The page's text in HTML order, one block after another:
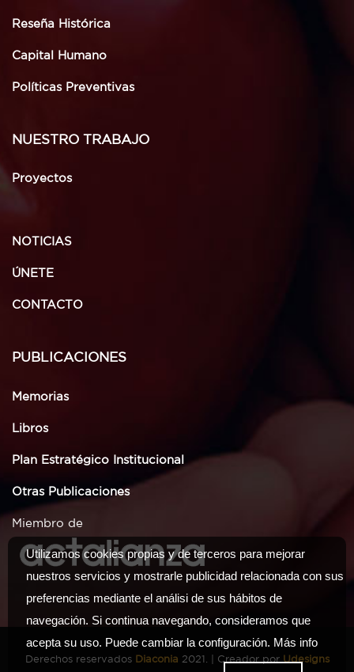
Reseña Histórica
Capital Humano
Políticas Preventivas
NUESTRO TRABAJO
Proyectos
NOTICIAS
ÚNETE
CONTACTO
PUBLICACIONES
Memorias
Libros
Plan Estratégico Institucional
Otras Publicaciones
Miembro de
Derechos reservados Diaconia 2021. | Creador por Udesigns
Utilizamos cookies propias y de terceros para mejorar
nuestros servicios y mostrarle publicidad relacionada con sus
preferencias mediante el análisi de sus hábitos de
navegación. Si continua navegando, consideramos que
acepta su uso. Puede cambiar la configuración. Más info